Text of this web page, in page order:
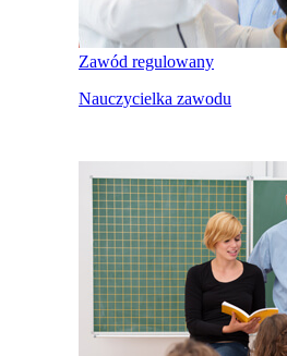
Zawód regulowany
Nauczycielka zawodu